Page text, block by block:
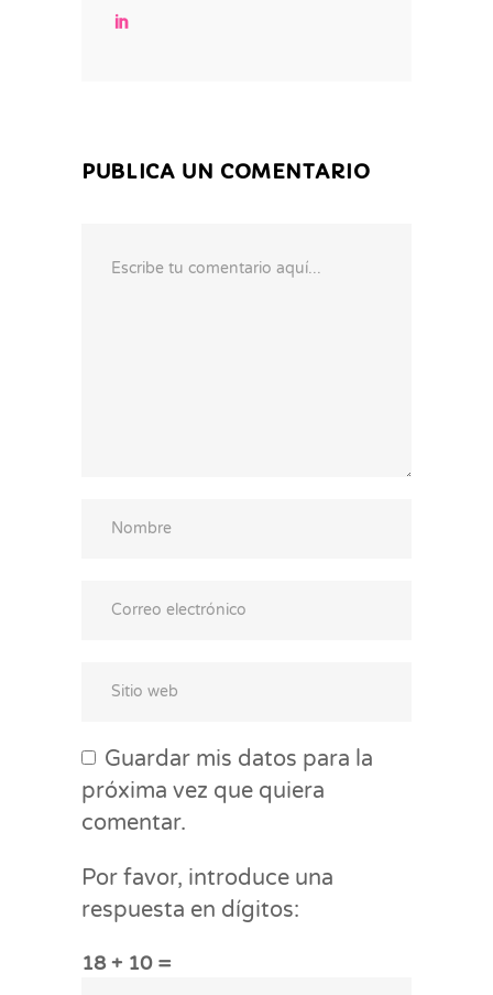
PUBLICA UN COMENTARIO
Guardar mis datos para la
próxima vez que quiera
comentar.
Por favor, introduce una
respuesta en dígitos:
18 + 10 =